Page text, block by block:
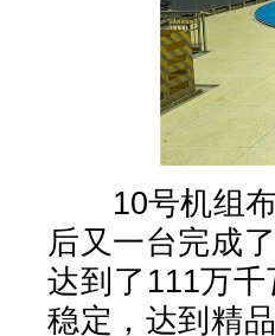
10号机组布
后又一台完成
达到了111万
稳定，达到精